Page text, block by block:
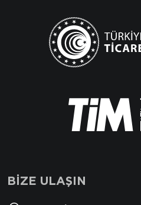
BİZE ULAŞIN